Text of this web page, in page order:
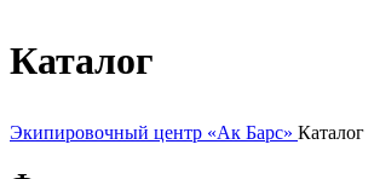
Каталог
Экипировочный центр «Ак Барс» Каталог